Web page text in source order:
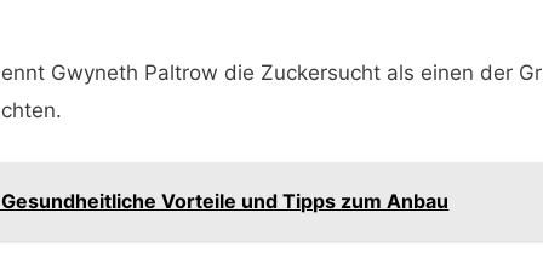
Gwyneth Paltrow die Zuckersucht als einen der
Vorteile und Tipps zum Anbau